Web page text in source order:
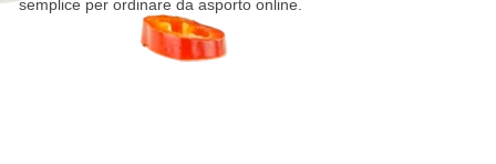
semplice per ordinare da asporto online.